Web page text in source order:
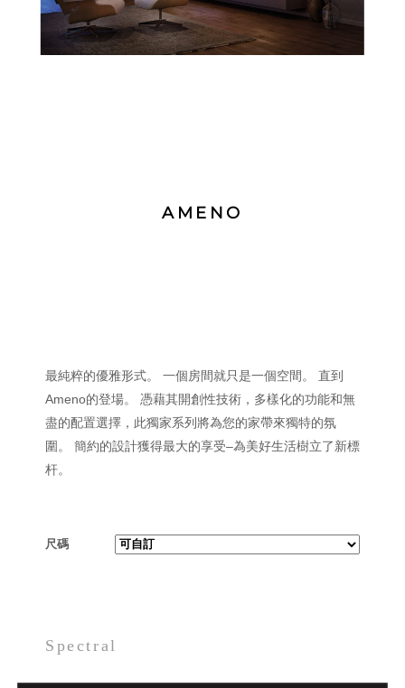
AMENO
最純粹的優雅形式。 一個房間就只是一個空間。 直到
Ameno的登場。 憑藉其開創性技術，多樣化的功能和無
盡的配置選擇，此獨家系列將為您的家帶來獨特的氛
圍。 簡約的設計獲得最大的享受–為美好生活樹立了新標
杆。
尺碼
Spectral